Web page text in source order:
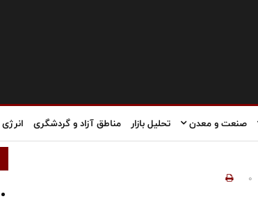
صنعت و معدن تحلیل بازار مناطق آزاد و گردشگری انرژی
0